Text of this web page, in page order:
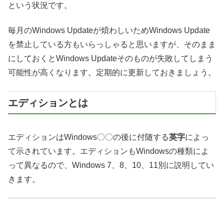
という状況です。
毎月のWindows Updateが煩わしいためWindows Update
を禁止している方もいらっしゃると思いますが、そのまま
にしておくとWindows Updateそのものが失敗してしまう
可能性が高くなります。定期的に更新しておきましょう。
エディションとは
エディションはWindows〇〇の後に付随する英字によっ
て示されています。エディションもWindowsの種類によ
って異なるので、Windows 7、8、10、11別に説明してい
きます。